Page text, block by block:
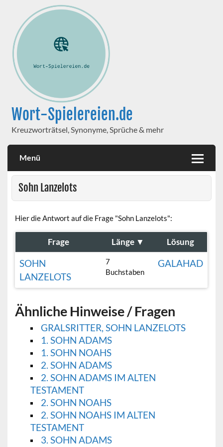
Wort-Spielereien.de
Kreuzworträtsel, Synonyme, Sprüche & mehr
Menü
Sohn Lanzelots
Hier die Antwort auf die Frage "Sohn Lanzelots":
Frage Länge ▼ Lösung
SOHN
LANZELOTS
7
Buchstaben
GALAHAD
Ähnliche Hinweise / Fragen
GRALSRITTER, SOHN LANZELOTS
1. SOHN ADAMS
1. SOHN NOAHS
2. SOHN ADAMS
2. SOHN ADAMS IM ALTEN
TESTAMENT
2. SOHN NOAHS
2. SOHN NOAHS IM ALTEN
TESTAMENT
3. SOHN ADAMS